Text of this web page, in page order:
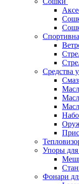
Средства
Упоры для
Фонари